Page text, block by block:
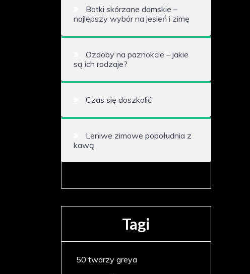
Botki skórzane damskie –
najlepszy wybór na jesień i zimę
Ozdoby na paznokcie – jakie
są ich rodzaje?
Czas się doszkolić
Leniwe zimowe popołudnia z
kawą
Tagi
50 twarzy greya